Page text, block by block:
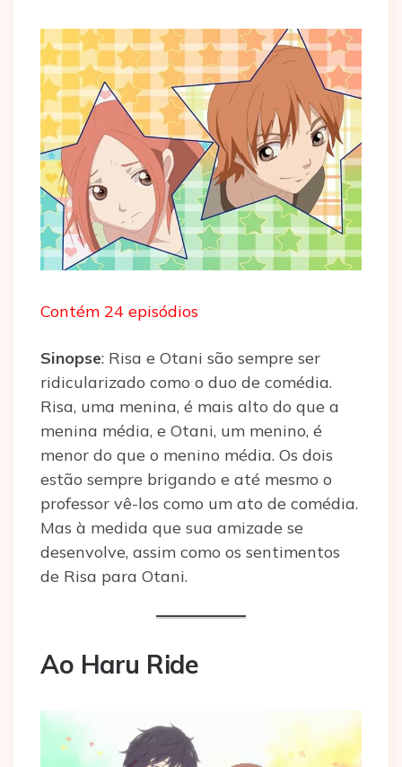
Contém 24 episódios
Sinopse: Risa e Otani são sempre ser
ridicularizado como o duo de comédia.
Risa, uma menina, é mais alto do que a
menina média, e Otani, um menino, é
menor do que o menino média. Os dois
estão sempre brigando e até mesmo o
professor vê-los como um ato de comédia.
Mas à medida que sua amizade se
desenvolve, assim como os sentimentos
de Risa para Otani.
Ao Haru Ride